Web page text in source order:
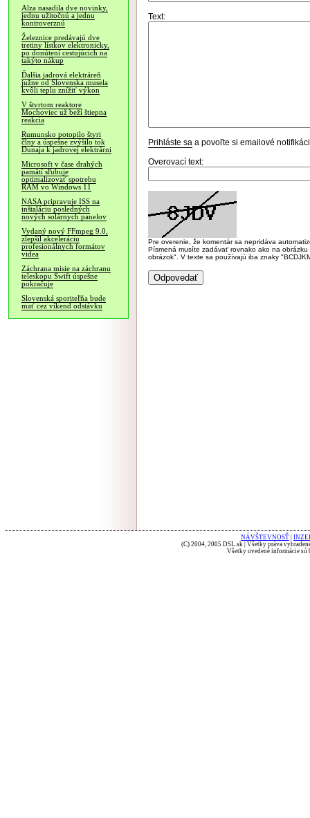
Alza nasadila dve novinky,
jednu užitočnú a jednu
kontroverznú
Železnice predávajú dve
tretiny lístkov elektronicky,
po donútení cestujúcich na
takýto nákup
Ďalšia jadrová elektráreň
južne od Slovenska musela
kvôli teplu znížiť výkon
V štvrtom reaktore
Mochoviec už beží štiepna
reakcia
Rumunsko potopilo štyri
člny a úspešne zvýšilo tok
Dunaja k jadrovej elektrárni
Microsoft v čase drahých
pamätí sľubuje
optimalizovať spotrebu
RAM vo Windows 11
NASA pripravuje ISS na
inštaláciu posledných
nových solárnych panelov
Vydaný nový FFmpeg 9.0,
zlepšil akceleráciu
profesionálnych formátov
videa
Záchrana misie na záchranu
teleskopu Swift úspešne
pokračuje
Slovenská sporiteľňa bude
mať cez víkend odstávku
Text:
Prihláste sa a povoľte si emailové
Overovací text:
Pre overenie, že komentár sa nepridáva
Písmená musíte zadávať rovnako ako na
obrázok". V texte sa používajú iba znaky
NÁVŠTEVNOSŤ
(C) 2004, 2005 DSL.sk | Všetky práva
Všetky uvedené informácie sú